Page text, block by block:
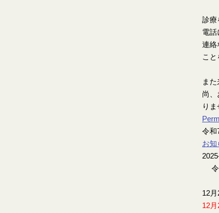
診療
電話
連絡
こと
ま
尚
り
令
お知
令
12
12